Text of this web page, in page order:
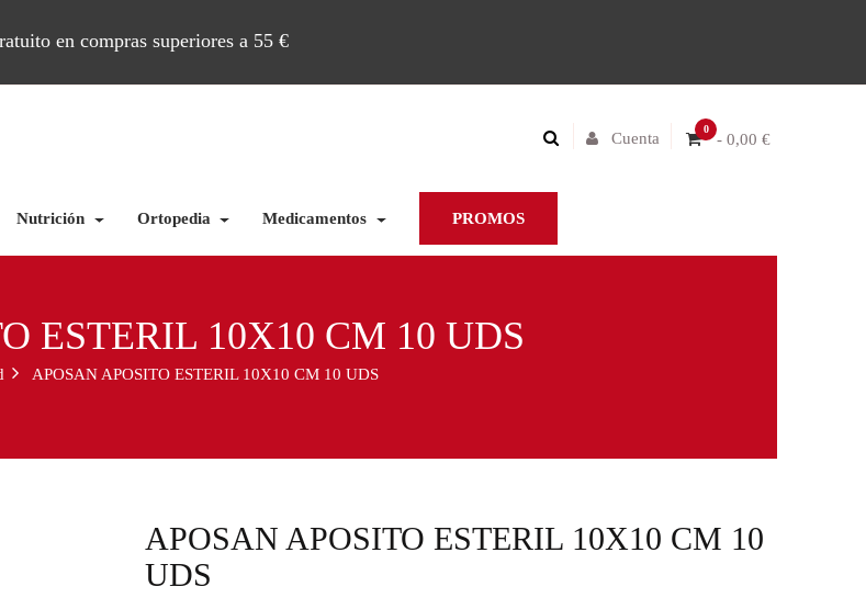
en compras superiores a 55 €
0
- 0,00 €
Cuenta
Nutrición Ortopedia Medicamentos PROMOS
ESTERIL 10X10 CM 10 UDS
APOSAN APOSITO ESTERIL 10X10 CM 10 UDS
APOSAN APOSITO ESTERIL 10X10 CM 10
UDS